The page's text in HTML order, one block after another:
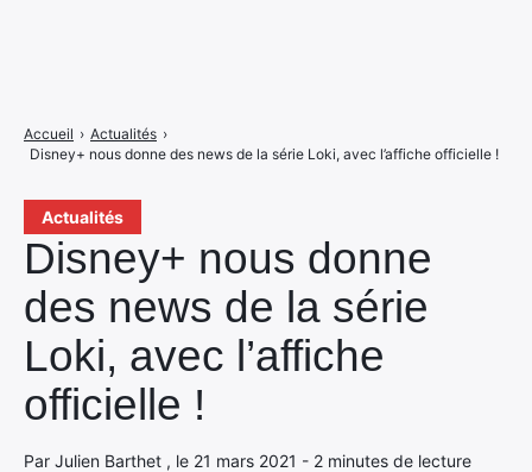
Actualités
Disney+ nous donne
des news de la série
Loki, avec l’affiche
officielle !
Par Julien Barthet , le 21 mars 2021 - 2 minutes de lecture
Accueil › Actualités ›
Disney+ nous donne des news de la série Loki, avec l’affiche officielle !